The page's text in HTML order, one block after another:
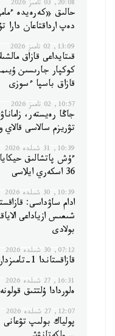
20:08, 03 تامىز 2026
حالىق «كەرەيدە
دەپ ارداقتاعان دارا
13:09, 02 تامىز 2026
قىتايداعى قازاق
كوكپار جارىسىن
قازاق باسپا ءسوزى
10:57, 02 تامىز 2026
جاڭا رەيستەر،
تۋريزم سالاسى
10:39, 31 شىلدە 2026
ءۇش پاتشالىق
36 اسكەري ايلاسى
10:39, 30 شىلدە 2026
ادام ساۋداسى:
شىعىس ازياداعى
بولادى
07:12, 30 شىلدە 2026
قازاقستاندا 1-تامىزدان باستاپ نە وزگەرەدى؟
16:31, 27 شىلدە 2026
ەلوردادا ۇلتتىق
12:07, 27 شىلدە 2026
پولياك بولىپ